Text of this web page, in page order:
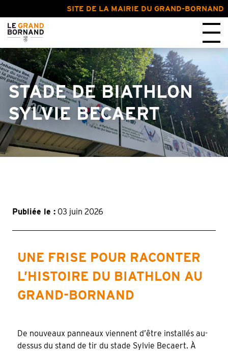
SITE DE LA MAIRIE DU GRAND-BORNAND
STADE DE BIATHLON
SYLVIE BECAERT
Publiée le : 03 juin 2026
UNE FRISE POUR RACONTER
L’HISTOIRE DU BIATHLON AU
GRAND-BORNAND
De nouveaux panneaux viennent d’être installés au-
dessus du stand de tir du stade Sylvie Becaert. À